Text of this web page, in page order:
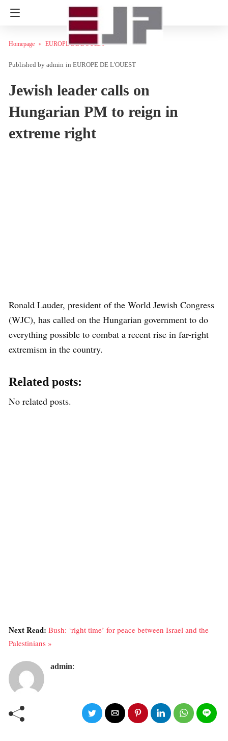
Homepage EUROPE DE L'OUEST
admin in EUROPE DE L'OUEST
Jewish leader calls on
Hungarian PM to reign in
extreme right
Ronald Lauder, president of the World Jewish Congress
(WJC), has called on the Hungarian government to do
everything possible to combat a recent rise in far-right
extremism in the country.
Related posts:
No related posts.
Next Read: Bush: ‘right time’ for peace between Israel and the
Palestinians »
admin: